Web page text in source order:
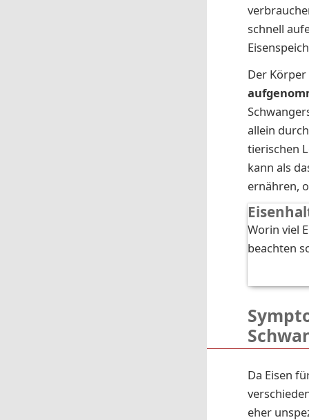
schnell
Der
allein
tierischen
kann als
ernähren,
Worin viel
beachten
Da Eisen
eher